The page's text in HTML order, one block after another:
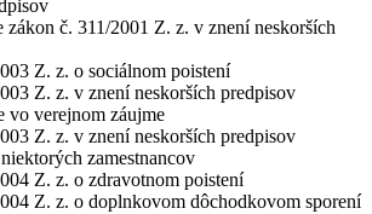
zákon č. 311/2001 Z. z. v znení neskorších
Z. z. o sociálnom poistení
Z. z. v znení neskorších predpisov
vo verejnom záujme
Z. z. v znení neskorších predpisov
zamestnancov
Z. z. o zdravotnom poistení
Z. z. o doplnkovom dôchodkovom sporení